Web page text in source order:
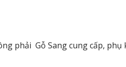
phải Gỗ Sang cung cấp,